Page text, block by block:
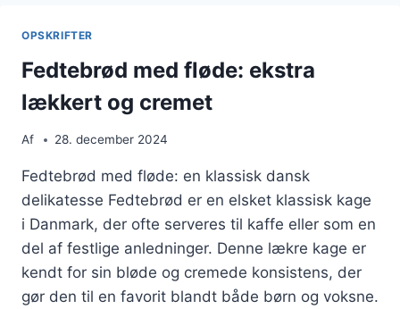
OPSKRIFTER
Fedtebrød med fløde: ekstra
lækkert og cremet
Af 28. december 2024
Fedtebrød med fløde: en klassisk dansk
delikatesse Fedtebrød er en elsket klassisk kage
i Danmark, der ofte serveres til kaffe eller som en
del af festlige anledninger. Denne lækre kage er
kendt for sin bløde og cremede konsistens, der
gør den til en favorit blandt både børn og voksne.